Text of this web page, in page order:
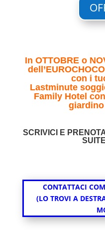
In OTTOBRE o
con i
Lastminute
Family Hotel
SCRIVICI E
CONTATTACI
(LO TROVI A